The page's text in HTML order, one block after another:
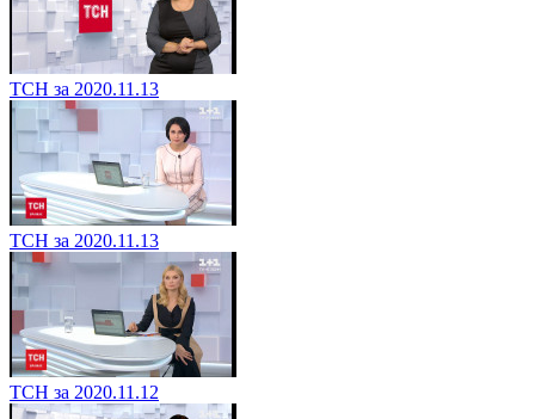
ТСН за 2020.11.13
ТСН за 2020.11.13
ТСН за 2020.11.12